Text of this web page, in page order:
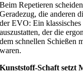
Beim Repetieren
Geradezug, die anderen
der EVO: Ein
auszustatten, der die
dem schnellen Schießen
waren.
Kunststoff-Schaft setzt